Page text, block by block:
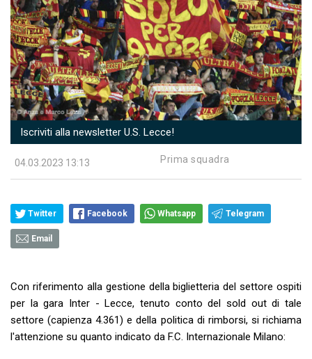
Iscriviti alla newsletter U.S. Lecce!
04.03.2023 13:13 Prima squadra
Twitter Facebook Whatsapp Telegram
Email
Con riferimento alla gestione della biglietteria del settore ospiti
per la gara Inter - Lecce, tenuto conto del sold out di tale
settore (capienza 4.361) e della politica di rimborsi, si richiama
l'attenzione su quanto indicato da F.C. Internazionale Milano: